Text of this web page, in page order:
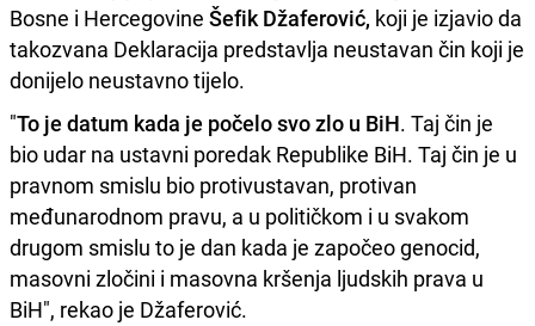
Bosne i Hercegovine Šefik Džaferović, koji je izjavio da
takozvana Deklaracija predstavlja neustavan čin koji je
donijelo neustavno tijelo.
"To je datum kada je počelo svo zlo u BiH. Taj čin je
bio udar na ustavni poredak Republike BiH. Taj čin je u
pravnom smislu bio protivustavan, protivan
međunarodnom pravu, a u političkom i u svakom
drugom smislu to je dan kada je započeo genocid,
masovni zločini i masovna kršenja ljudskih prava u
BiH", rekao je Džaferović.